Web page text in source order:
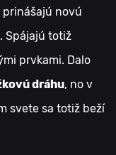
novú
. Spájajú totiž
prvkami. Dalo
dráhu, no v
svete sa totiž beží